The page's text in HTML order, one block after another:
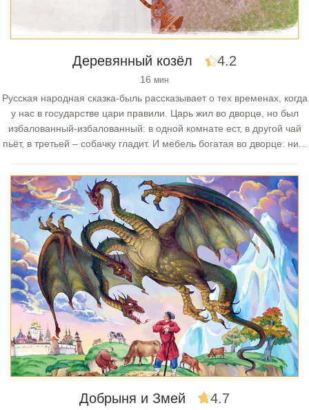
Деревянный козёл 4.2
16 мин
Русская народная сказка-быль рассказывает о тех временах, когда
у нас в государстве цари правили. Царь жил во дворце, но был
избалованный-избалованный: в одной комнате ест, в другой чай
пьёт, в третьей – собачку гладит. И мебель богатая во дворце: ни...
Добрыня и Змей 4.7